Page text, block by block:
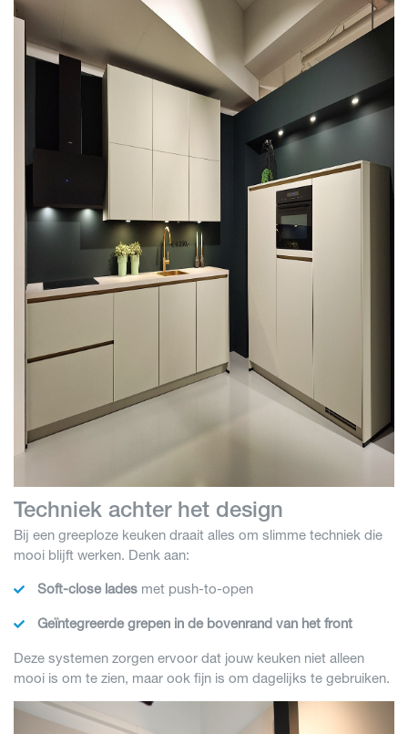
Techniek achter het design
Bij een greeploze keuken draait alles om slimme techniek die
mooi blijft werken. Denk aan:
Soft-close lades met push-to-open
Geïntegreerde grepen in de bovenrand van het front
Deze systemen zorgen ervoor dat jouw keuken niet alleen
mooi is om te zien, maar ook fijn is om dagelijks te gebruiken.